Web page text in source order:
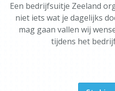
Een bedrijfsuitje Zeeland
niet iets wat je dagelijks
mag gaan vallen wij
tijdens het